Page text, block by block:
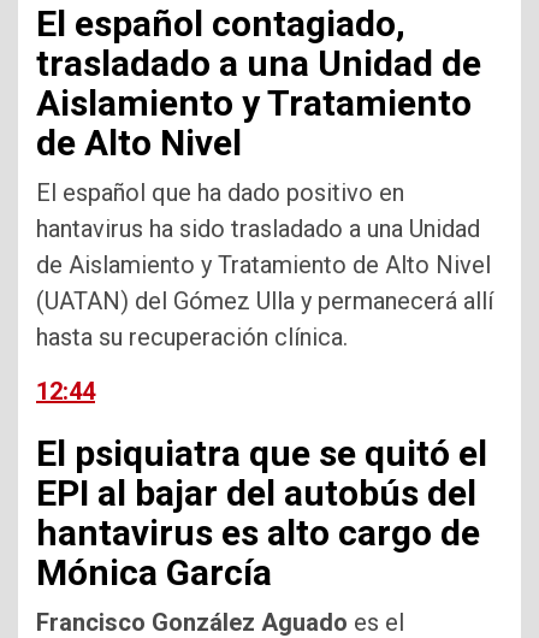
El español contagiado,
trasladado a una Unidad de
Aislamiento y Tratamiento
de Alto Nivel
El español que ha dado positivo en
hantavirus ha sido trasladado a una Unidad
de Aislamiento y Tratamiento de Alto Nivel
(UATAN) del Gómez Ulla y permanecerá allí
hasta su recuperación clínica.
12:44
El psiquiatra que se quitó el
EPI al bajar del autobús del
hantavirus es alto cargo de
Mónica García
Francisco González Aguado es el